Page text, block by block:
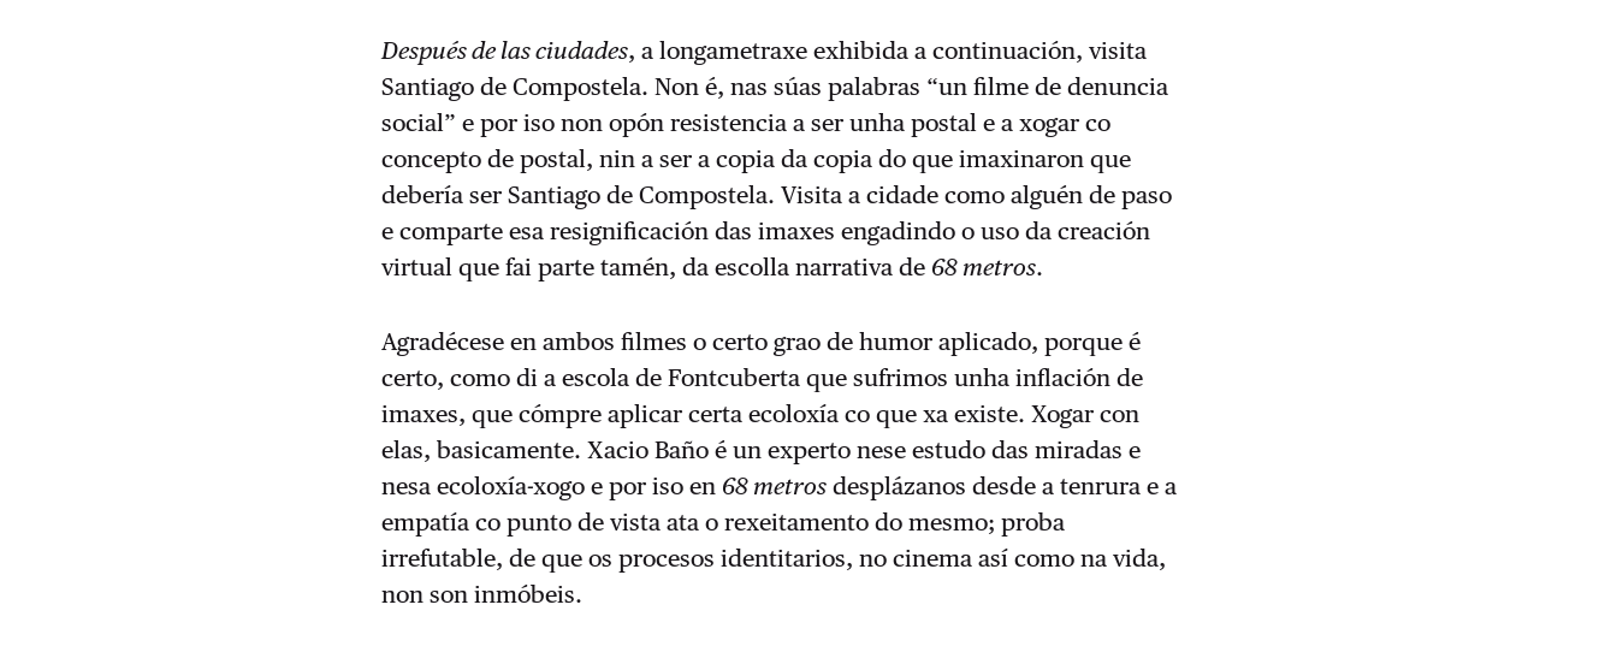
Después de las ciudades, a longametraxe exhibida a continuación, visita
Santiago de Compostela. Non é, nas súas palabras “un filme de denuncia
social” e por iso non opón resistencia a ser unha postal e a xogar co
concepto de postal, nin a ser a copia da copia do que imaxinaron que
debería ser Santiago de Compostela. Visita a cidade como alguén de paso
e comparte esa resignificación das imaxes engadindo o uso da creación
virtual que fai parte tamén, da escolla narrativa de 68 metros.
Agradécese en ambos filmes o certo grao de humor aplicado, porque é
certo, como di a escola de Fontcuberta que sufrimos unha inflación de
imaxes, que cómpre aplicar certa ecoloxía co que xa existe. Xogar con
elas, basicamente. Xacio Baño é un experto nese estudo das miradas e
nesa ecoloxía-xogo e por iso en 68 metros desplázanos desde a tenrura e a
empatía co punto de vista ata o rexeitamento do mesmo; proba
irrefutable, de que os procesos identitarios, no cinema así como na vida,
non son inmóbeis.